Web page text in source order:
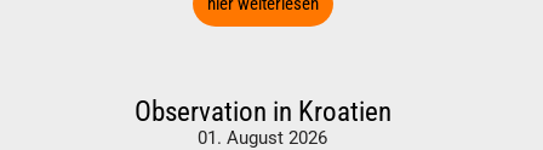
Observation in Kroatien
01. August 2026